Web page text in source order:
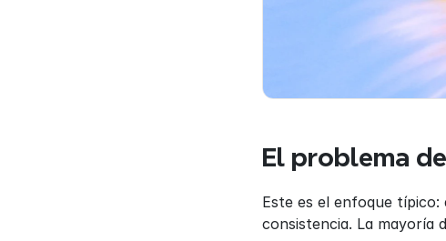
El problema
Este es el enfoque
consistencia. La mayoría